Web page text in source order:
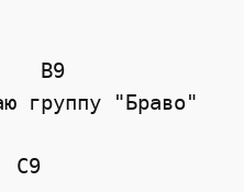
B9
группу "Браво"
C9